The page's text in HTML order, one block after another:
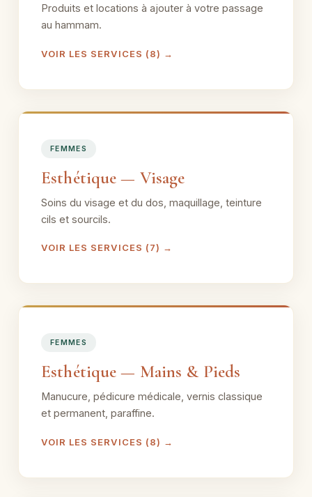
Produits et locations à ajouter à votre passage
au hammam.
VOIR LES SERVICES (8) →
FEMMES
Esthétique — Visage
Soins du visage et du dos, maquillage, teinture
cils et sourcils.
VOIR LES SERVICES (7) →
FEMMES
Esthétique — Mains & Pieds
Manucure, pédicure médicale, vernis classique
et permanent, paraffine.
VOIR LES SERVICES (8) →